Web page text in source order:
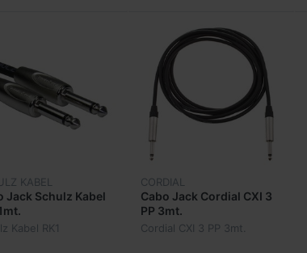
KABEL
Jack Schulz Kabel
Kabel RK1
CORDIAL
Cabo Jack Cordial CXI 3
PP 3mt.
Cordial CXI 3 PP 3mt.